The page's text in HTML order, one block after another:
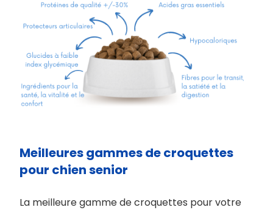
Meilleures gammes de croquettes
pour chien senior
La meilleure gamme de croquettes pour votre